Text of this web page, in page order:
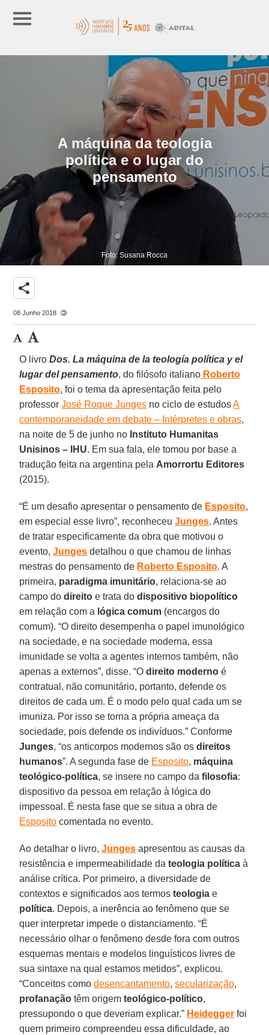
A máquina da teologia
política e o lugar do
pensamento
Foto: Susana Rocca
share
08 Junho 2018
O livroDos. La máquina de la teología política y el
lugar del pensamento, do filósofo italiano Roberto
Esposito, foi o tema da apresentação feita pelo
professorJosé Roque Junges no ciclo de estudosA
contemporaneidade em debate – Intérpretes e obras,
na noite de 5 de junho no Instituto Humanitas
Unisinos – IHU. Em sua fala, ele tomou por base a
tradução feita na argentina pela Amorrortu Editores
(2015).
“É um desafio apresentar o pensamento de Esposito,
em especial esse livro”, reconheceuJunges. Antes
de tratar especificamente da obra que motivou o
evento,Junges detalhou o que chamou de linhas
mestras do pensamento de Roberto Esposito. A
primeira, paradigma imunitário, relaciona-se ao
campo dodireito e trata dodispositivo biopolítico
em relação com a lógica comum (encargos do
comum). “O direito desempenha o papel imunológico
na sociedade, e na sociedade moderna, essa
imunidade se volta a agentes internos também, não
apenas a externos”, disse. “Odireito moderno é
contratual, não comunitário, portanto, defende os
direitos de cada um. É o modo pelo qual cada um se
imuniza. Por isso se torna a própria ameaça da
sociedade, pois defende os indivíduos.” Conforme
Junges, “os anticorpos modernos são osdireitos
humanos”. A segunda fase de Esposito, máquina
teológico-política, se insere no campo dafilosofia:
dispositivo da pessoa em relação à lógica do
impessoal. É nesta fase que se situa a obra de
Esposito comentada no evento.
Ao detalhar o livro,Junges apresentou as causas da
resistência e impermeabilidade dateologia política à
análise crítica. Por primeiro, a diversidade de
contextos e significados aos termosteologia e
política. Depois, a inerência ao fenômeno que se
quer interpretar impede o distanciamento. “É
necessário olhar o fenômeno desde fora com outros
esquemas mentais e modelos linguísticos livres de
sua sintaxe na qual estamos metidos”, explicou.
“Conceitos comodesencantamento,secularização,
profanação têm origemteológico-político,
pressupondo o que deveriam explicar.” Heidegger foi
quem primeiro compreendeu essa dificuldade, ao